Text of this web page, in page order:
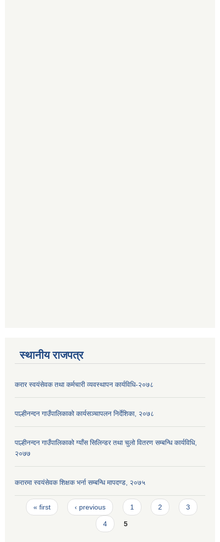
स्थानीय राजपत्र
करार स्वयंसेवक तथा कर्मचारी व्यवस्थापन कार्यविधि-२०७८
पाल्हीनन्दन गाउँपालिकाको कार्यसञ्चापलन निर्देशिका, २०७८
पाल्हीनन्दन गाउँपालिकाको ग्याँस सिलिन्डर तथा चुलो वितरण सम्बन्धि कार्यविधि,
२०७७
करारमा स्वयंसेवक शिक्षक भर्ना सम्बन्धि मापदण्ड, २०७५
Pages
« first ‹ previous 1 2 3
4 5